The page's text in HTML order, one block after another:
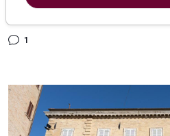
di Redazione Picenotime
1